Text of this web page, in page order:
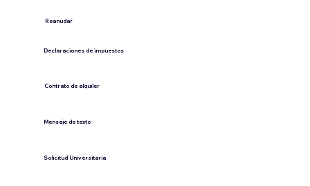
Contrato de alquiler
​Reanudar
Declaraciones de impuestos
​Mensaje de texto
​Solicitud Universitaria